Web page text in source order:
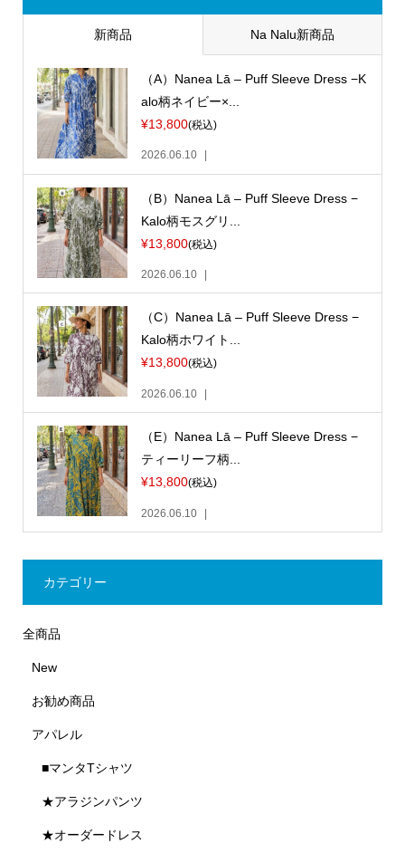
新商品 Na Nalu新商品
（A）Nanea Lā – Puff Sleeve Dress −K
alo柄ネイビー×...
¥13,800(税込)
2026.06.10
（B）Nanea Lā – Puff Sleeve Dress −
Kalo柄モスグリ...
¥13,800(税込)
2026.06.10
（C）Nanea Lā – Puff Sleeve Dress −
Kalo柄ホワイト...
¥13,800(税込)
2026.06.10
（E）Nanea Lā – Puff Sleeve Dress −
ティーリーフ柄...
¥13,800(税込)
2026.06.10
カテゴリー
全商品
New
お勧め商品
アパレル
■マンタTシャツ
★アラジンパンツ
★オーダードレス